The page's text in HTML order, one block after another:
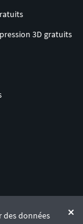
des données
3D gratuits